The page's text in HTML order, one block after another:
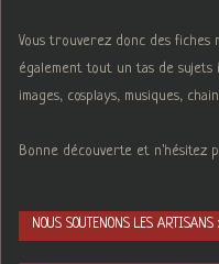
Vous trouverez donc des fiches
également tout un tas de sujets
images, cosplays, musiques,
Bonne découverte et n'hésitez
NOUS SOUTENONS LES ARTISANS